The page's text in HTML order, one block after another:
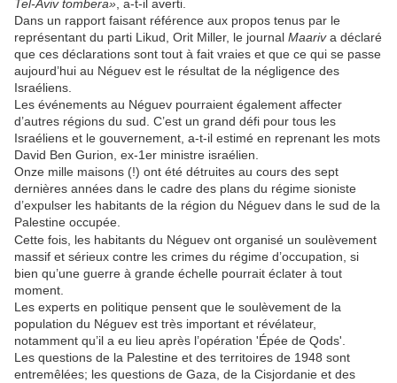
Tel-Aviv tombera» , a-t-il averti.
Dans un rapport faisant référence aux propos tenus par le
représentant du parti Likud, Orit Miller, le journal Maariva déclaré
que ces déclarations sont tout à fait vraies et que ce qui se passe
aujourd’hui au Néguev est le résultat de la négligence des
Israéliens.
Les événements au Néguev pourraient également affecter
d’autres régions du sud. C’est un grand défi pour tous les
Israéliens et le gouvernement, a-t-il estimé en reprenant les mots
David Ben Gurion, ex-1er ministre israélien.
Onze mille maisons (!) ont été détruites au cours des sept
dernières années dans le cadre des plans du régime sioniste
d’expulser les habitants de la région du Néguev dans le sud de la
Palestine occupée.
Cette fois, les habitants du Néguev ont organisé un soulèvement
massif et sérieux contre les crimes du régime d’occupation, si
bien qu’une guerre à grande échelle pourrait éclater à tout
moment.
Les experts en politique pensent que le soulèvement de la
population du Néguev est très important et révélateur,
notamment qu’il a eu lieu après l’opération 'Épée de Qods'.
Les questions de la Palestine et des territoires de 1948 sont
entremêlées; les questions de Gaza, de la Cisjordanie et des